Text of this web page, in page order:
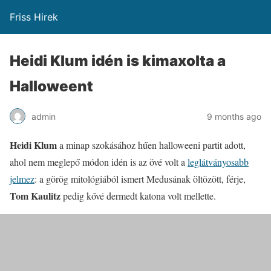
Friss Hirek
Heidi Klum idén is kimaxolta a
Halloweent
admin 9 months ago
Heidi Kluma minap szokásához hűen halloweeni partit adott,
ahol nem meglepő módon idén is az övé volt a leglátványosabb
jelmez: a görög mitológiából ismert Medusának öltözött, férje,
Tom Kaulitzpedig kővé dermedt katona volt mellette.